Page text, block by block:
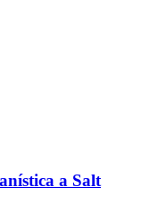
a Salt